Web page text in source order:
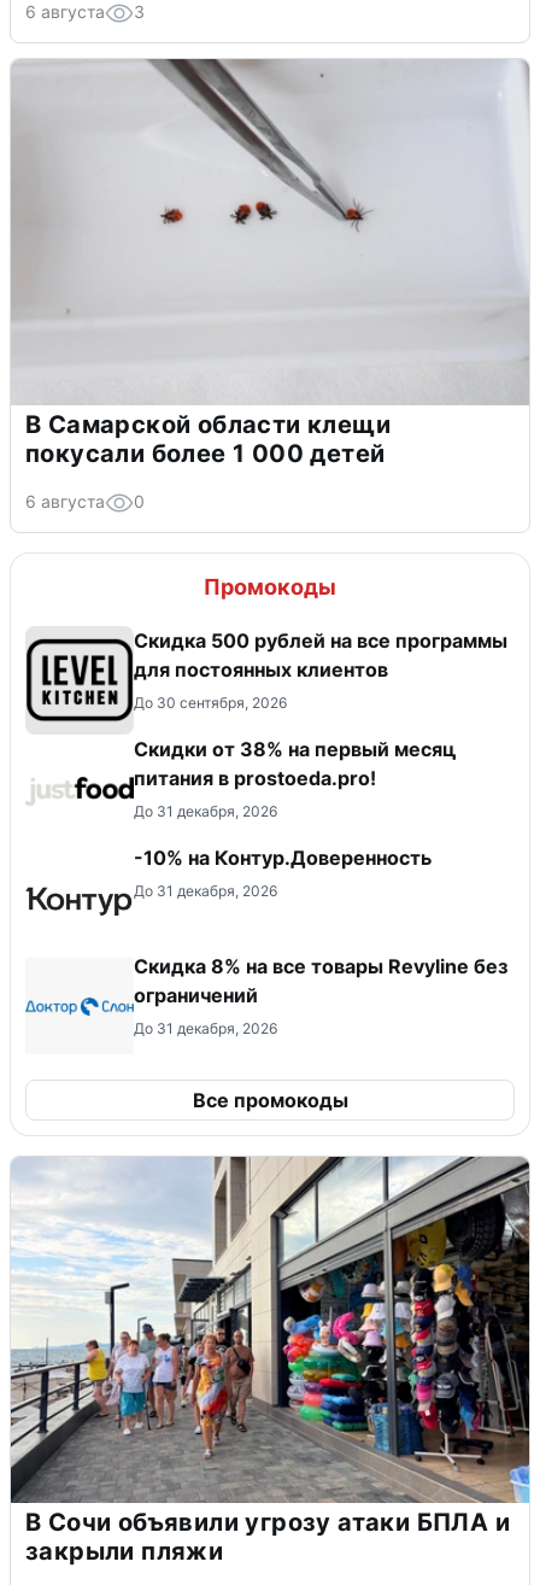
6 августа 3
В Самарской области клещи
покусали более 1 000 детей
6 августа 0
Промокоды
Скидка 500 рублей на все программы
для постоянных клиентов
До 30 сентября, 2026
​Скидки от 38% на первый месяц
питания в prostoeda.pro!
До 31 декабря, 2026
-10% на Контур.Доверенность
До 31 декабря, 2026
​Скидка 8% на все товары Revyline без
ограничений
До 31 декабря, 2026
Все промокоды
В Сочи объявили угрозу атаки БПЛА и
закрыли пляжи